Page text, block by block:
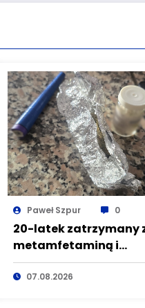
Paweł Szpur 0
20-latek zatrzymany
metamfetaminą i
marihuaną przez
głuszyckich
07.08.2026